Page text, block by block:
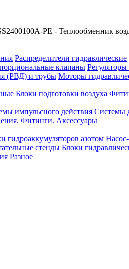
PE - Теплообменник
Распределители гидравлические
клапаны Регуляторы
(РВД) и трубы Моторы
Блоки подготовки воздуха
импульсного действия Системы
Фитинги. Аксессуары
гидроаккумуляторов азотом
стенды Блоки
Разное